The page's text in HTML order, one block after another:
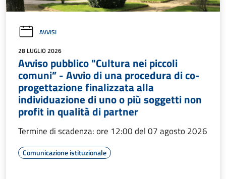
AVVISI
28 LUGLIO 2026
Avviso pubblico "Cultura nei piccoli
comuni” - Avvio di una procedura di co-
progettazione finalizzata alla
individuazione di uno o più soggetti non
profit in qualità di partner
Termine di scadenza: ore 12:00 del 07 agosto 2026
Comunicazione istituzionale